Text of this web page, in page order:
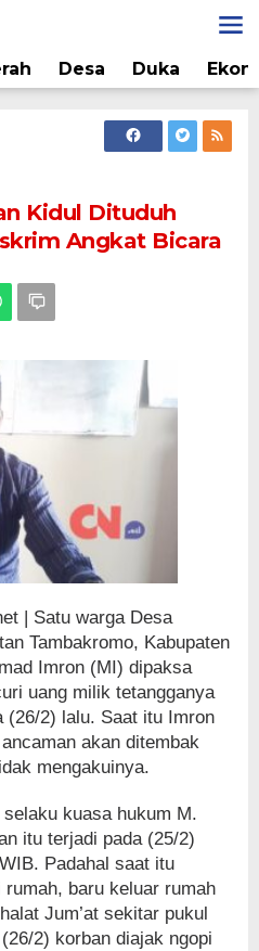
Desa Duka
Kidul Dituduh
Angkat Bicara
| Satu warga Desa
Tambakromo, Kabupaten
Imron (MI) dipaksa
uang milik tetangganya
(26/2) lalu. Saat itu Imron
akan ditembak
mengakuinya.
kuasa hukum M.
itu terjadi pada (25/2)
Padahal saat itu
baru keluar rumah
Jum’at sekitar pukul
2) korban diajak ngopi